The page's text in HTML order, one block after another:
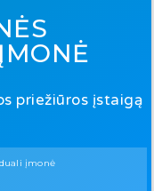
priežiūros įstaigą
įmonė